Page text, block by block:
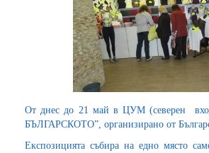
От днес до 21 май в ЦУМ (северен
БЪЛГАРСКОТО”, организирано от
Експозицията събира на едно място